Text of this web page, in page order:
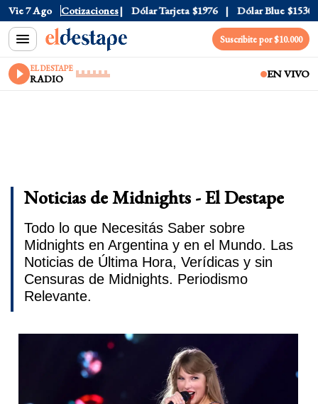
Vie 7 Ago Cotizaciones
Dólar Oficial $1520 Dólar Tarjeta $1976 Dólar Blue $1530
Suscribite por $10.000
EL DESTAPE
RADIO EN VIVO
Noticias de Midnights - El Destape
Todo lo que Necesitás Saber sobre
Midnights en Argentina y en el Mundo. Las
Noticias de Última Hora, Verídicas y sin
Censuras de Midnights. Periodismo
Relevante.